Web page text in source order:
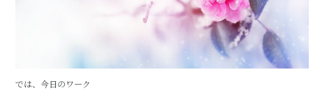
では、今日のワーク